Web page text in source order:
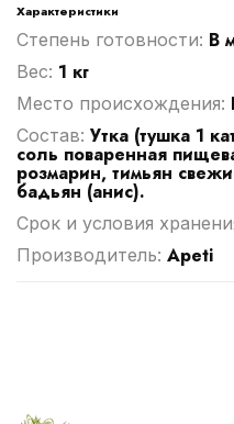
Характеристики
Степень готовности: В
Вес: 1 кг
Место происхождения:
Cостав: Утка (тушка 1
соль поваренная
розмарин, тимьян
бадьян (анис).
Срок и условия
Производитель: Apeti